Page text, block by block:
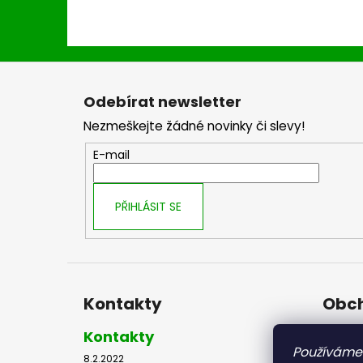
Z
Odebírat newsletter
Nezmeškejte žádné novinky či slevy!
E-mail
PŘIHLÁSIT SE
Kontakty
Kontakty
8.2.2022 8.2.2022